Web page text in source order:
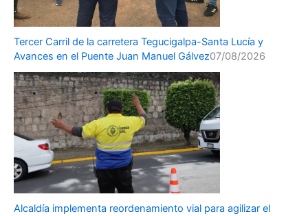
Tercer Carril de la carretera Tegucigalpa-Santa Lucía y
Avances en el Puente Juan Manuel Gálvez07/08/2026
Alcaldía implementa reordenamiento vial para agilizar el